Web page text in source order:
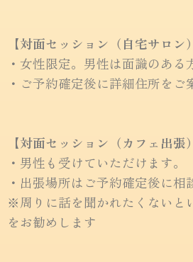
【対面セッション（自宅サロン
・女性限定。男性は面識のある
・ご予約確定後に詳細住所をご
【対面セッション（カフェ出張
・男性も受けていただけます。
・出張場所はご予約確定後に相
※周りに話を聞かれたくないと
をお勧めします